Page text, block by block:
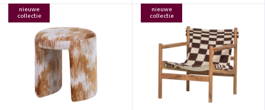
nieuwe
collectie
nieuwe
collectie